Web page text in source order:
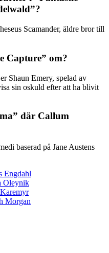
Scamander, äldre bror till
Capture” om?
Shaun Emery, spelad av
sin oskuld efter att ha blivit
där Callum
baserad på Jane Austens
Engdahl
Oleynik
Morgan